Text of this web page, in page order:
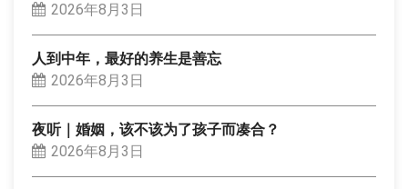
2026年8月3日
人到中年，最好的养生是善忘
2026年8月3日
夜听｜婚姻，该不该为了孩子而凑合？
2026年8月3日